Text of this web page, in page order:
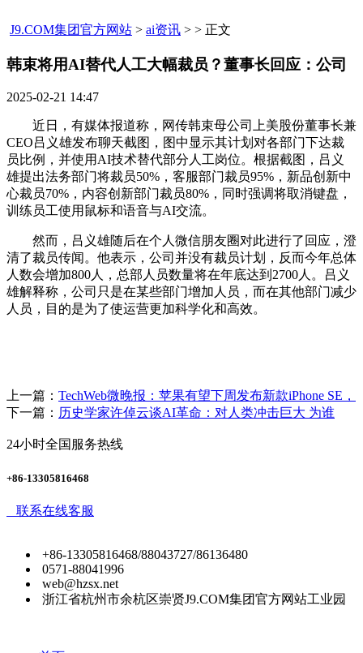
J9.COM集团官方网站 > ai资讯 > > 正文
韩束将用AI替代人工大幅裁员？董事长回应：公司​
2025-02-21 14:47
近日，有媒体报道称，网传韩束母公司上美股份董事长兼
CEO吕义雄发布聊天截图，图中显示其计划对各部门下达裁
员比例，并使用AI技术替代部分人工岗位。根据截图，吕义
雄提出法务部门将裁员50%，客服部门裁员95%，新品创新中
心裁员70%，内容创新部门裁员80%，同时强调将取消键盘，
训练员工使用鼠标和语音与AI交流。
然而，吕义雄随后在个人微信朋友圈对此进行了回应，澄
清了裁员传闻。他表示，公司并没有裁员计划，反而今年总体
人数会增加800人，总部人员数量将在年底达到2700人。吕义
雄解释称，公司只是在某些部门增加人员，而在其他部门减少
人员，目的是为了使运营更加科学化和高效。
上一篇： TechWeb微晚报：苹果有望下周发布新款iPhone SE，
下一篇： 历史学家许倬云谈AI革命：对人类冲击巨大 为谁
24小时全国服务热线
+86-13305816468
联系在线客服
+86-13305816468/88043727/86136480
0571-88041996
web@hzsx.net
浙江省杭州市余杭区崇贤J9.COM集团官方网站工业园